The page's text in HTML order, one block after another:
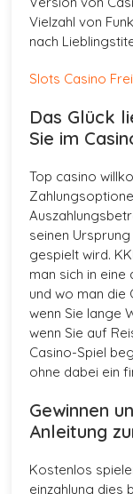
Vielzahl von
nach
Slots Casino Frei
Das Glück
Sie im
Top casino
seinen
gespielt wird.
man sich in
und wo man die
wenn Sie lange
wenn Sie auf
Casino-Spiel
ohne dabei ein
Gewinnen
Anleitung
Kostenlos
einzahlung dies